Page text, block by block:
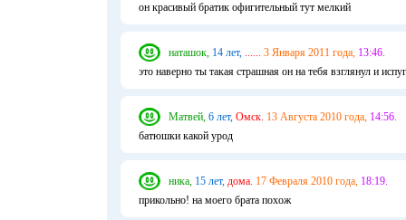
он красивый братик офигительный тут мелкий
наташок, 14 лет, ...... 3 Января 2011 года, 13:46.
это наверно ты такая страшная он на тебя взглянул и
Матвей, 6 лет, Омск. 13 Августа 2010 года, 14:56.
батюшки какой урод
ника, 15 лет, дома. 17 Февраля 2010 года, 18:19.
прикольно! на моего брата похож